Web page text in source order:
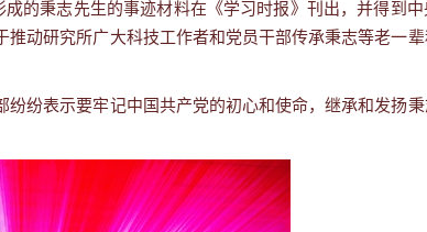
的秉志先生的事迹材料在《学习时报》刊出，并得到
动研究所广大科技工作者和党员干部传承秉志等老一
表示要牢记中国共产党的初心和使命，继承和发扬